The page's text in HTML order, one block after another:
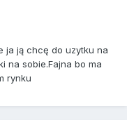
ja ją chcę do uzytku na
na sobie.Fajna bo ma
rynku